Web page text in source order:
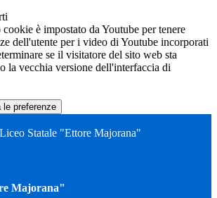
cookie è impostato da Youtube per tenere
dell'utente per i video di Youtube incorporati
se il visitatore del sito web sta
la vecchia versione dell'interfaccia di
le preferenze
Liceo Statale "Ettore Majorana"
Majorana"